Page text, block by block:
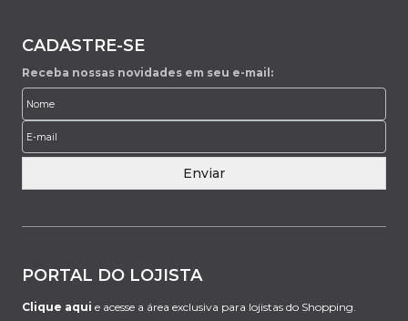
CADASTRE-SE
Receba nossas novidades em seu e-mail:
Enviar
PORTAL DO LOJISTA
Clique aqui e acesse a área exclusiva para lojistas do Shopping.